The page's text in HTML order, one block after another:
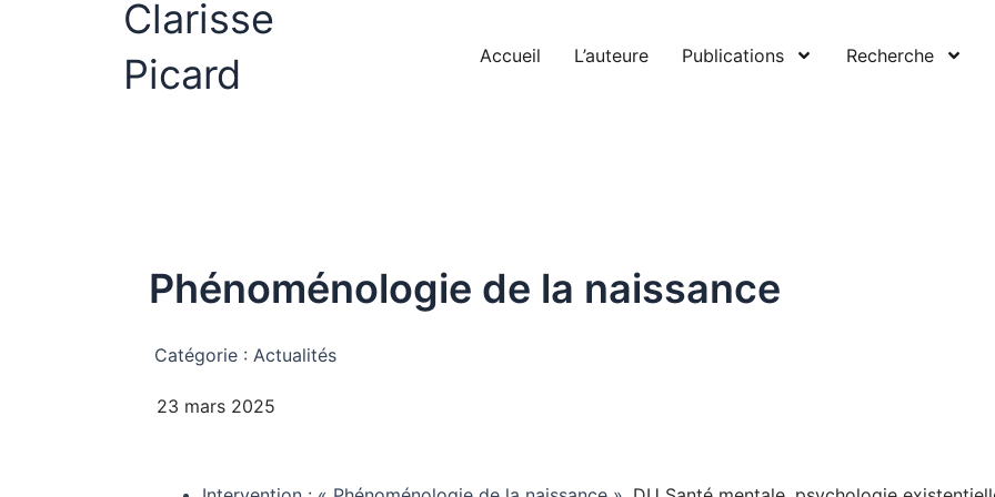
Clarisse
Picard
Accueil L’auteure Publications Recherche
Phénoménologie de la naissance
Catégorie : Actualités
23 mars 2025